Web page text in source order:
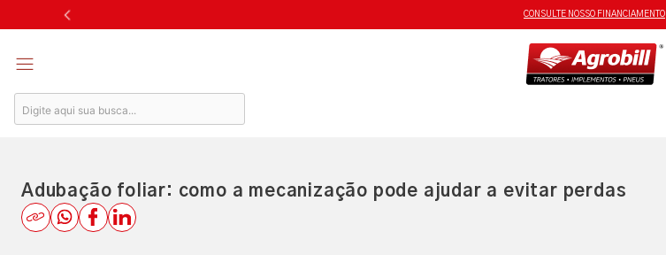
to
CONSULTE NOSSO FINANCIAMENTO
Adubação foliar: como a mecanização pode ajudar a evitar perdas